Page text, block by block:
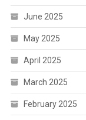
June 2025
May 2025
April 2025
March 2025
February 2025